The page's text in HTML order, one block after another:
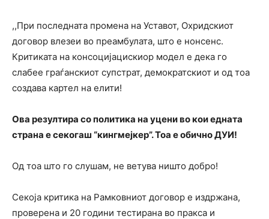
,,При последната промена на Уставот, Охридскиот
договор влезеи во преамбулата, што е нонсенс.
Критиката на консоцијацискиор модел е дека го
слабее граѓанскиот супстрат, демократскиот и од тоа
создава картел на елити!
Ова резултира со политика на уцени во кои едната
страна е секогаш “кингмејкер”. Тоа е обично ДУИ!
Од тоа што го слушам, не ветува ништо добро!
Секоја критика на Рамковниот договор е издржана,
проверена и 20 години тестирана во пракса и